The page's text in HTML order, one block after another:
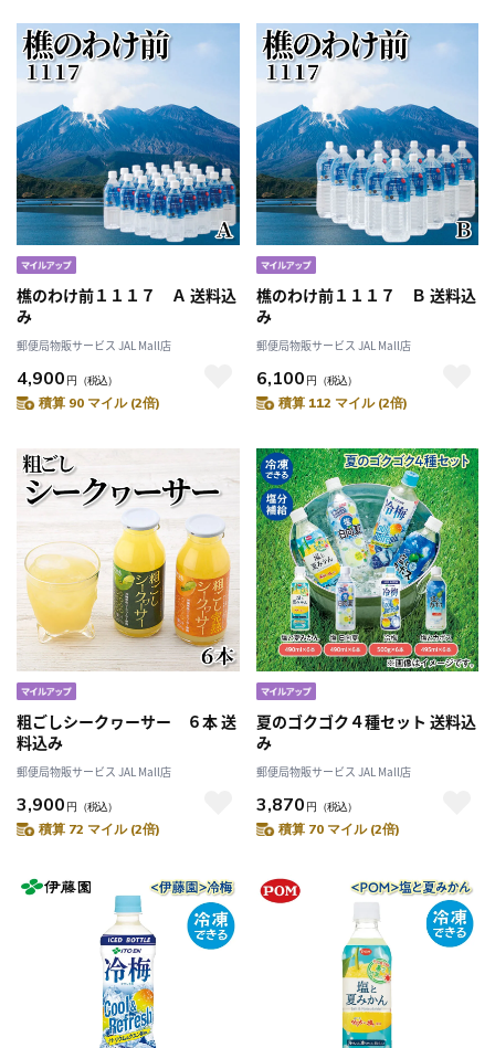
樵のわけ前１１１７ Ａ 送料込
み
郵便局物販サービス JAL Mall店
4,900 円 （税込）
積算 90 マイル (2倍)
樵のわけ前１１１７ Ｂ 送料込
み
郵便局物販サービス JAL Mall店
6,100 円 （税込）
積算 112 マイル (2倍)
粗ごしシークヮーサー ６本 送
料込み
郵便局物販サービス JAL Mall店
3,900 円 （税込）
積算 72 マイル (2倍)
夏のゴクゴク４種セット 送料込
み
郵便局物販サービス JAL Mall店
3,870 円 （税込）
積算 70 マイル (2倍)